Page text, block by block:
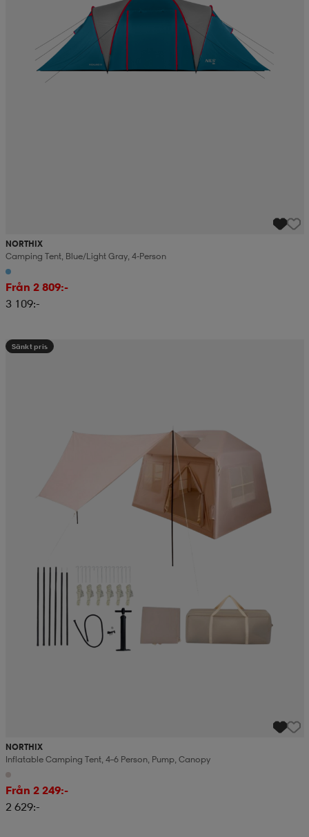
NORTHIX
Camping Tent, Blue/light Gray, 4-Person
Från 2 809:-
3 109:-
Sänkt pris
NORTHIX
Inflatable Camping Tent, 4–6 Person, Pump, Canopy
Från 2 249:-
2 629:-